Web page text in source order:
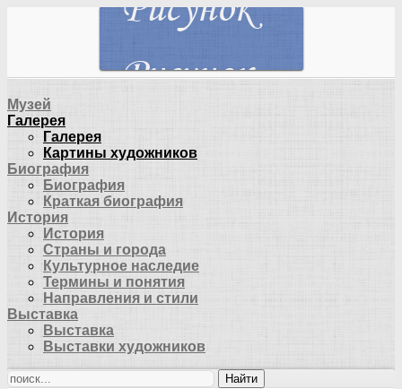
Музей
Галерея
Галерея
Картины художников
Биография
Биография
Краткая биография
История
История
Страны и города
Культурное наследие
Термины и понятия
Направления и стили
Выставка
Выставка
Выставки художников
Найти